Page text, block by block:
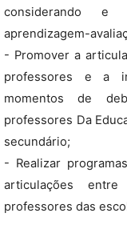
considerando e
aprendizagem-
- Promover a
professores e a
momentos de
professores Da
secundário;
- Realizar
articulações entre
professores das